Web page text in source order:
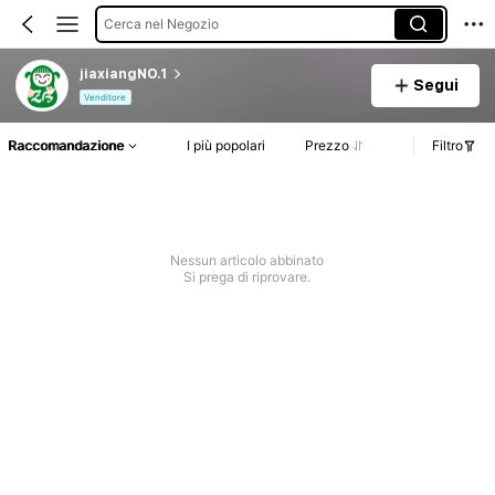
Cerca nel Negozio
jiaxiangNO.1
Venditore
Segui
Raccomandazione I più popolari Prezzo Filtro
Nessun articolo abbinato
Si prega di riprovare.